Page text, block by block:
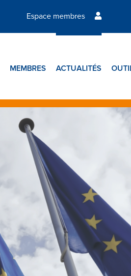
Espace membres
MEMBRES ACTUALITÉS